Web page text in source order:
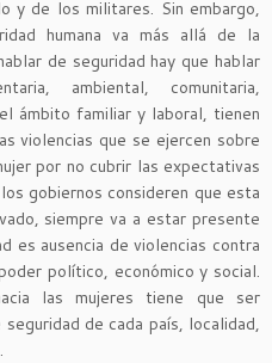
y de los militares. Sin embargo,
humana va más allá de la
de seguridad hay que hablar
ambiental, comunitaria,
ámbito familiar y laboral, tienen
violencias que se ejercen sobre
por no cubrir las expectativas
gobiernos consideren que esta
siempre va a estar presente
es ausencia de violencias contra
político, económico y social.
las mujeres tiene que ser
de cada país, localidad,